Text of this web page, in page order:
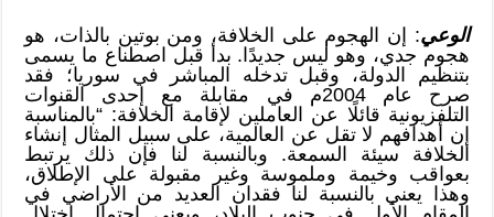
الوعي: إن الهجوم على الخلافة، ومن بوتين بالذات، هو
هجوم جدي، وهو ليس جديدًا. بدأ قبل اصطناع ما يسمى
بتنظيم الدولة، وقبل تدخله المباشر في سوريا؛ فقد
صرح عام 2004م في مقابلة مع إحدى القنوات
التلفزيونية قائلًا عن العاملين لإقامة الخلافة: “بالمناسبة
إن أهدافهم لا تقل عن العالمية، على سبيل المثال إنشاء
الخلافة سيئة السمعة. وبالنسبة لنا فإن ذلك يرتبط
بعواقب وخيمة وملموسة وغير مقبولة على الإطلاق،
وهذا يعني بالنسبة لنا فقدان العديد من الأراضي في